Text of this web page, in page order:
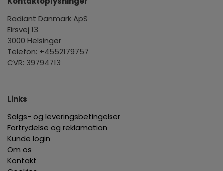
Radiant Danmark ApS
Eirsvej 13
3000 Helsingør
Telefon: +4552179757
CVR: 39794713
Links
Salgs- og leveringsbetingelser
Fortrydelse og reklamation
Kunde login
Om os
Kontakt